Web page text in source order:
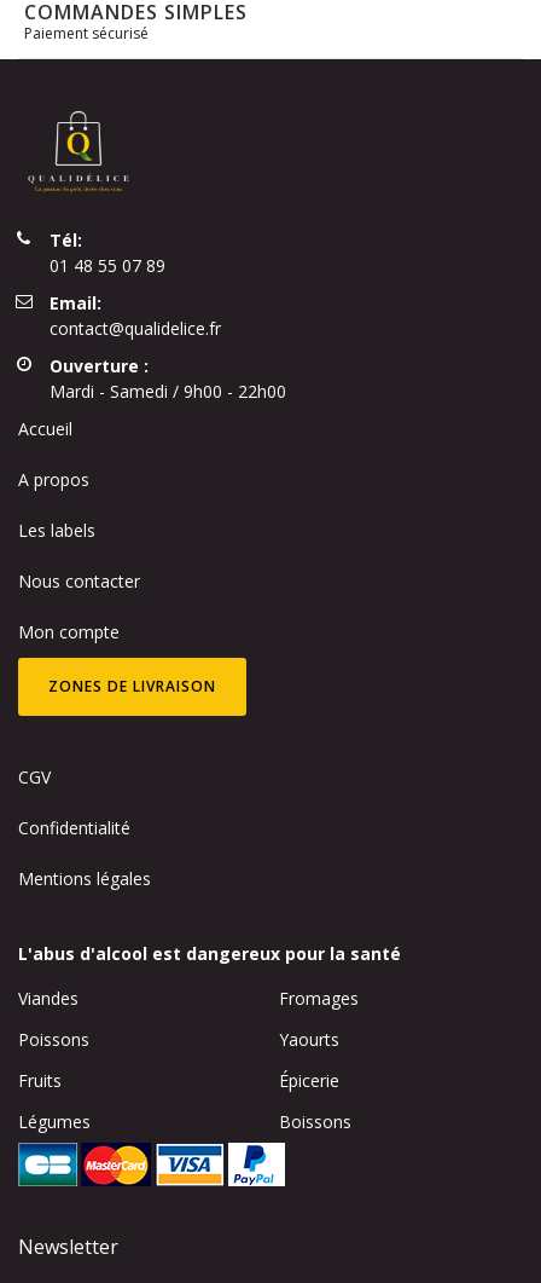
COMMANDES SIMPLES
Paiement sécurisé
Tél:
01 48 55 07 89
Email:
contact@qualidelice.fr
Ouverture :
Mardi - Samedi / 9h00 - 22h00
Accueil
A propos
Les labels
Nous contacter
Mon compte
ZONES DE LIVRAISON
CGV
Confidentialité
Mentions légales
L'abus d'alcool est dangereux pour la santé
Viandes
Poissons
Fruits
Légumes
Fromages
Yaourts
Épicerie
Boissons
Newsletter